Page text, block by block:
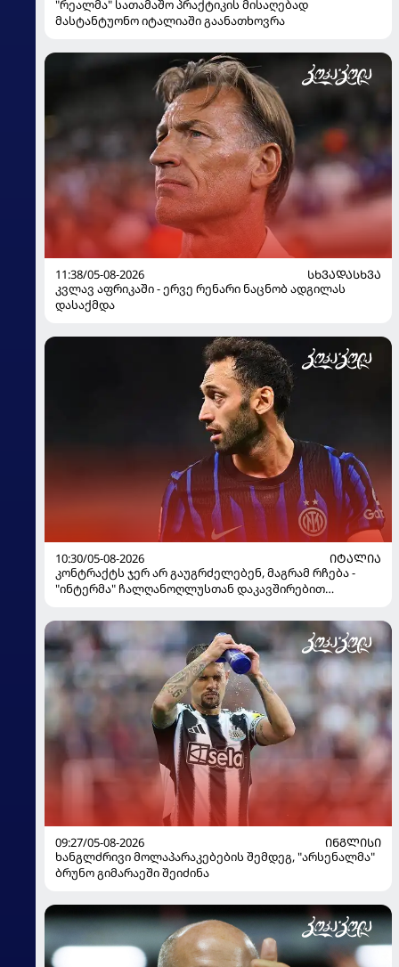
"რეალმა" სათამაშო პრაქტიკის მისაღებად
მასტანტუონო იტალიაში გაანათხოვრა
11:38/05-08-2026
ᲡᲮᲕᲐᲓᲐᲡᲮᲕᲐ
კვლავ აფრიკაში - ერვე რენარი ნაცნობ ადგილას
დასაქმდა
10:30/05-08-2026
ᲘᲢᲐᲚᲘᲐ
კონტრაქტს ჯერ არ გაუგრძელებენ, მაგრამ რჩება -
"ინტერმა" ჩალღანოღლუსთან დაკავშირებით
09:27/05-08-2026
ᲘᲜᲒᲚᲘᲡᲘ
ხანგლძრივი მოლაპარაკებების შემდეგ, "არსენალმა"
ბრუნო გიმარაეში შეიძინა